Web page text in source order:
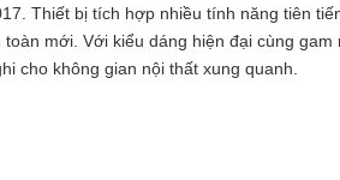
Thiết bị tích hợp nhiều tính năng tiên
mới. Với kiểu dáng hiện đại cùng
cho không gian nội thất xung quanh.